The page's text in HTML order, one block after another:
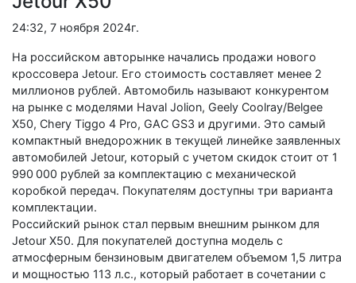
24:32, 7 ноября 2024г.
На российском авторынке начались продажи нового
кроссовера Jetour. Его стоимость составляет менее 2
миллионов рублей. Автомобиль называют конкурентом
на рынке с моделями Haval Jolion, Geely Coolray/Belgee
X50, Chery Tiggo 4 Pro, GAC GS3 и другими. Это самый
компактный внедорожник в текущей линейке заявленных
автомобилей Jetour, который с учетом скидок стоит от 1
990 000 рублей за комплектацию с механической
коробкой передач. Покупателям доступны три варианта
комплектации.
Российский рынок стал первым внешним рынком для
Jetour X50. Для покупателей доступна модель с
атмосферным бензиновым двигателем объемом 1,5 литра
и мощностью 113 л.с., который работает в сочетании с